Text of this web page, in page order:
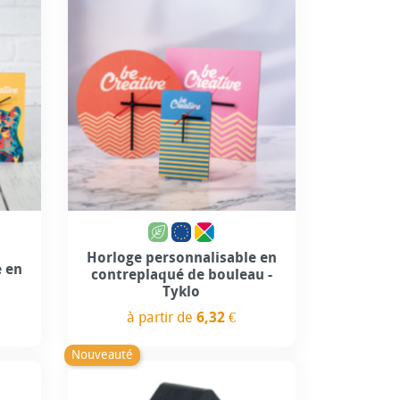
en
Personnalisation incluse
Horloge personnalisable en
contreplaqué de bouleau -
Tyklo
à partir de6,32 €
Nouveauté